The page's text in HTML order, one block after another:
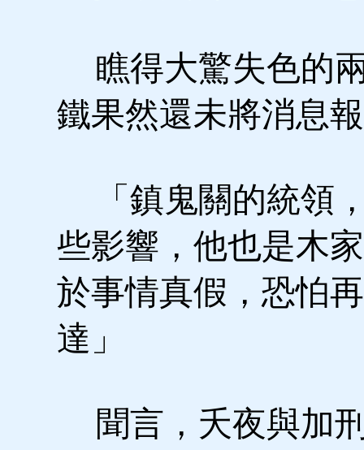
瞧得大驚失色的
鐵果然還未將消息
「鎮鬼關的統領
些影響，他也是木
於事情真假，恐怕
達」
聞言，夭夜與加